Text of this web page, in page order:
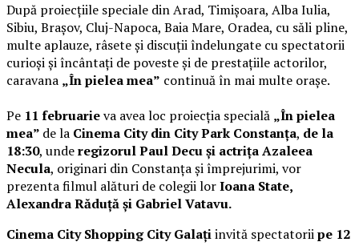
După proiecțiile speciale din Arad, Timișoara, Alba Iulia,
Sibiu, Brașov, Cluj-Napoca, Baia Mare, Oradea, cu săli pline,
multe aplauze, râsete și discuții îndelungate cu spectatorii
curioși și încântați de poveste și de prestațiile actorilor,
caravana „În pielea mea” continuă în mai multe orașe.
Pe 11 februarieva avea loc proiecția specială „În pielea
mea” de la Cinema City din City Park Constanța, de la
18:30, underegizorul Paul Decu și actrița Azaleea
Necula, originari din Constanța și împrejurimi, vor
prezenta filmul alături de colegii lorIoana State,
Alexandra Răduță și Gabriel Vatavu.
Cinema City Shopping City Galațiinvită spectatoriipe 12